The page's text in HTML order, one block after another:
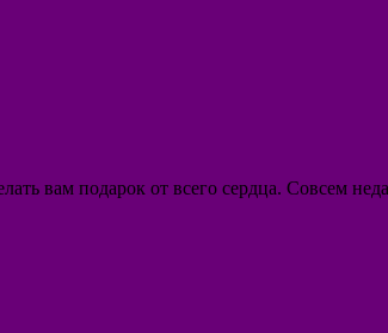
вам подарок от всего сердца. Совсем